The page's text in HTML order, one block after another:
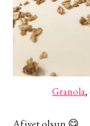
Granola,